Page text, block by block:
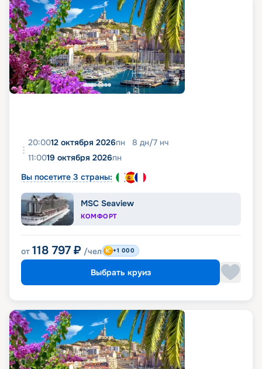
20:0012 октября 2026пн 8 дн/7 нч
11:0019 октября 2026пн
Вы посетите 3 страны:
MSC Seaview
КОМФОРТ
от 118 797 ₽ /чел +1 000
Выбрать круиз